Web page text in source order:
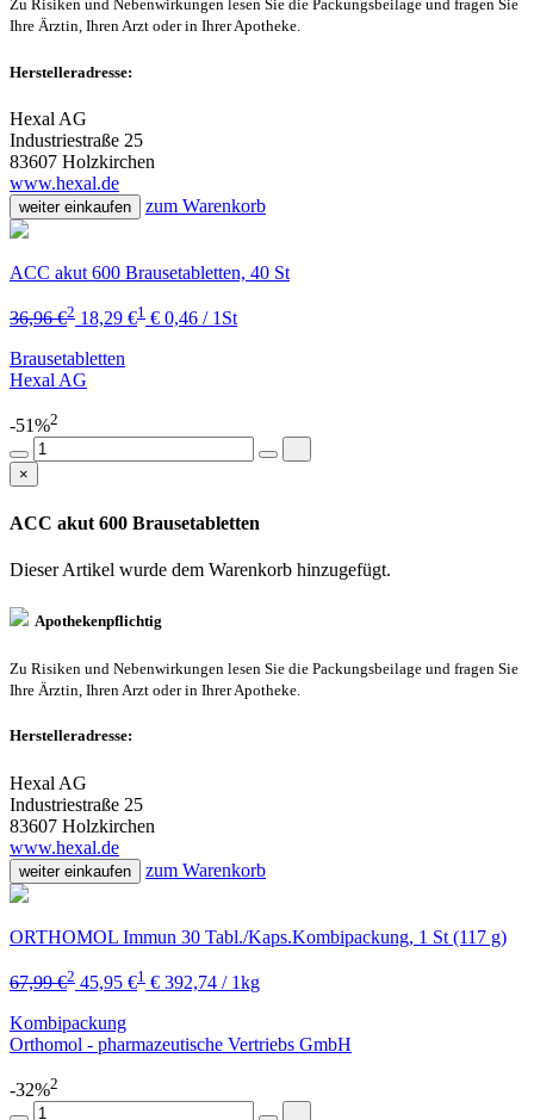
Zu Risiken und Nebenwirkungen lesen Sie die Packungsbeilage und fragen Sie
Ihre Ärztin, Ihren Arzt oder in Ihrer Apotheke.
Herstelleradresse:
Hexal AG
Industriestraße 25
83607 Holzkirchen
www.hexal.de
weiter einkaufen zum Warenkorb
ACC akut 600 Brausetabletten, 40 St
36,96 €2 18,29 €1 € 0,46 / 1St
Brausetabletten
Hexal AG
-51%2
×
ACC akut 600 Brausetabletten
Dieser Artikel wurde dem Warenkorb hinzugefügt.
Apothekenpflichtig
Zu Risiken und Nebenwirkungen lesen Sie die Packungsbeilage und fragen Sie
Ihre Ärztin, Ihren Arzt oder in Ihrer Apotheke.
Herstelleradresse:
Hexal AG
Industriestraße 25
83607 Holzkirchen
www.hexal.de
weiter einkaufen zum Warenkorb
ORTHOMOL Immun 30 Tabl./Kaps.Kombipackung, 1 St (117 g)
67,99 €2 45,95 €1 € 392,74 / 1kg
Kombipackung
Orthomol - pharmazeutische Vertriebs GmbH
-32%2